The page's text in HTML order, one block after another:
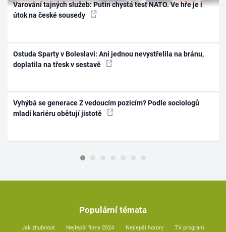
Varování tajných služeb: Putin chystá test NATO. Ve hře je i
útok na české sousedy
Ostuda Sparty v Boleslavi: Ani jednou nevystřelila na bránu,
doplatila na třesk v sestavě
Vyhýbá se generace Z vedoucím pozicím? Podle sociologů
mladí kariéru obětují jistotě
Populární témata
Jak zhubnout Nejlepší filmy 2024 Nejlepší horory TV program